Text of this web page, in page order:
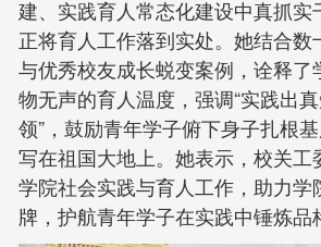
建、实践育人常态化建设中真抓实
正将育人工作落到实处。她结合数
与优秀校友成长蜕变案例，诠释了
物无声的育人温度，强调“实践出
领”，鼓励青年学子俯下身子扎根
写在祖国大地上。她表示，校关工
学院社会实践与育人工作，助力学
牌，护航青年学子在实践中锤炼品